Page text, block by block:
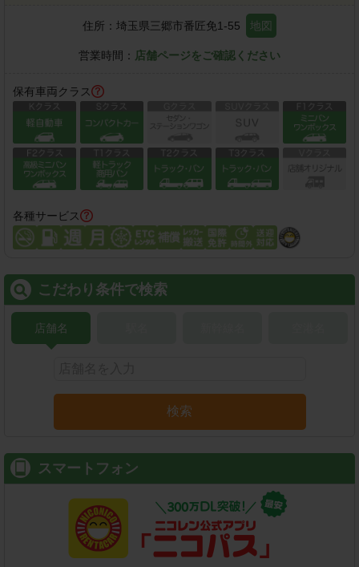
住所： 埼玉県三郷市番匠免1-55 地図
営業時間： 店舗ページをご確認ください
保有車両クラス
各種サービス
こだわり条件で検索
店舗名
検索
スマートフォン